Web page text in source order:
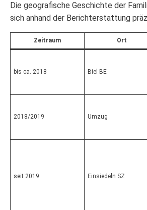
Die geografische Geschichte der
sich anhand der Berichterstattung
Zeitraum Ort
bis ca. 2018 Biel BE
2018/2019 Umzug
seit 2019 Einsiedeln SZ